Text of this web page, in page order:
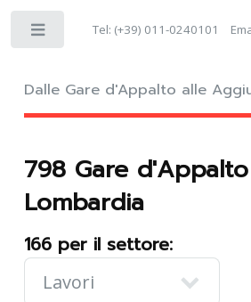
Dalle Gare d'Appalto alle
Tel: (+39) 011-0240101
798 Gare
Lombardia
166 per il settore: